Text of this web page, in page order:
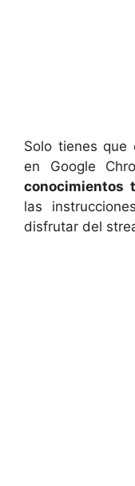
Solo tienes que
en Google
conocimientos
las
disfrutar del